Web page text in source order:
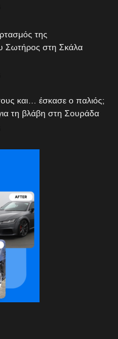
της
Σωτήρος στη Σκάλα
και… έσκασε ο παλιός;
τη βλάβη στη Σουράδα